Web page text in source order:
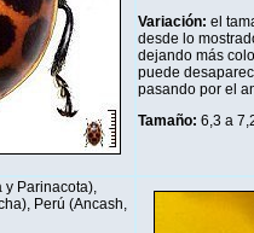
Variación: el
desde lo
dejando más
puede
pasando por el
Tamaño: 6,3 a
y Parinacota),
Perú (Ancash,